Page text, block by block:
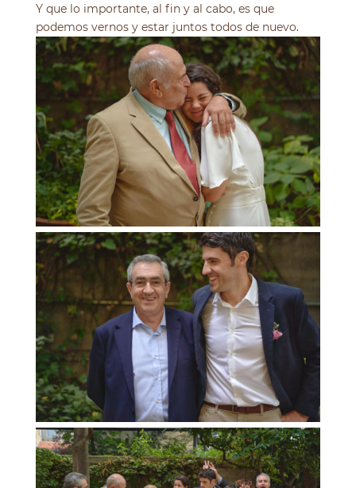
Y que lo importante, al fin y al cabo, es que
podemos vernos y estar juntos todos de nuevo.